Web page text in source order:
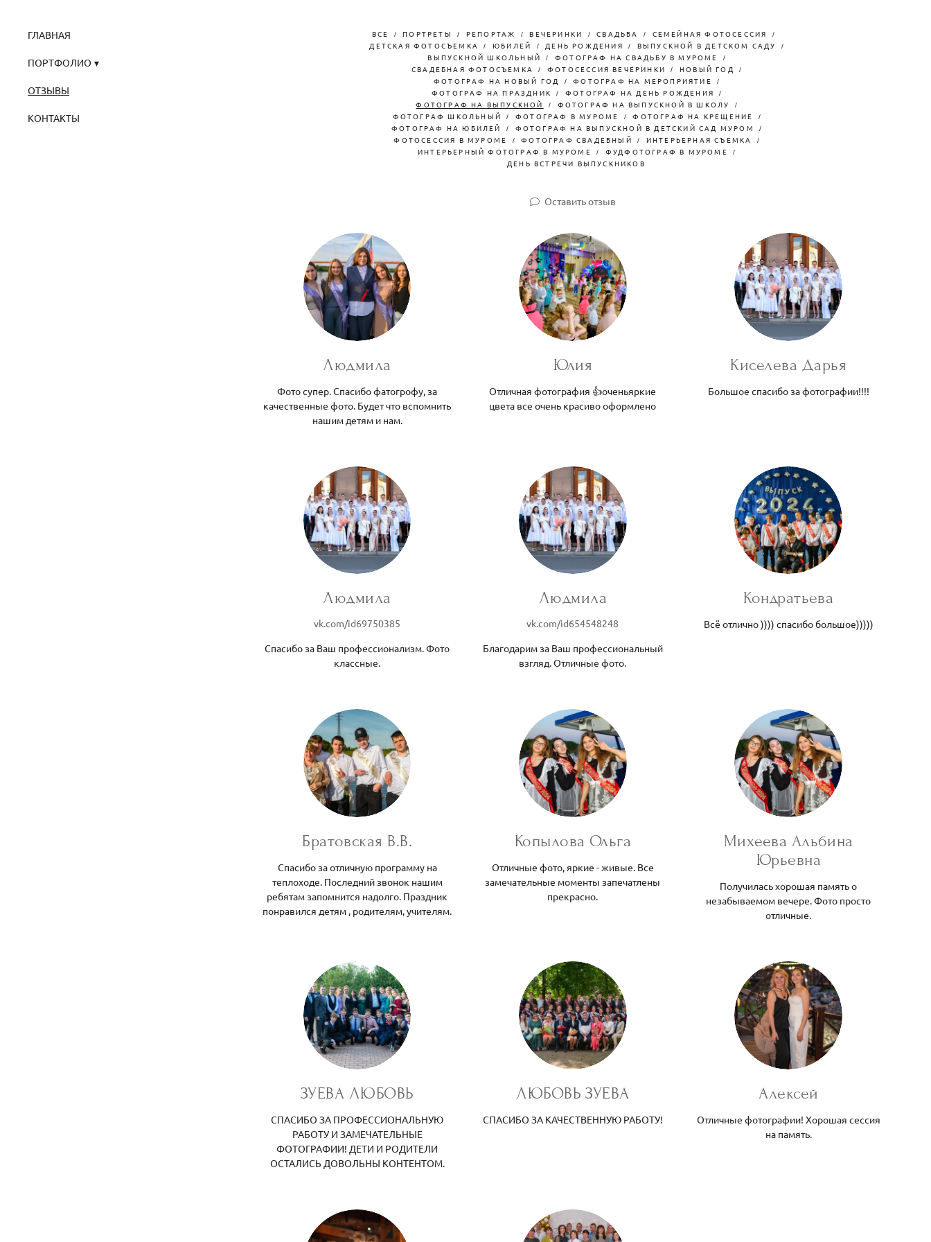
ГЛАВНАЯ
ПОРТФОЛИО
ОТЗЫВЫ
КОНТАКТЫ
ВСЕ ПОРТРЕТЫ РЕПОРТАЖ ВЕЧЕРИНКИ СВАДЬБА
СЕМЕЙНАЯ ФОТОСЕССИЯ
ДЕТСКАЯ ФОТОСЪЕМКА
ЮБИЛЕЙ ДЕНЬ РОЖДЕНИЯ
ВЫПУСКНОЙ В ДЕТСКОМ САДУ
ВЫПУСКНОЙ ШКОЛЬНЫЙ
ФОТОГРАФ НА СВАДЬБУ В МУРОМЕ
СВАДЕБНАЯ ФОТОСЪЕМКА
ФОТОСЕССИЯ ВЕЧЕРИНКИ
НОВЫЙ ГОД
ФОТОГРАФ НА НОВЫЙ ГОД
ФОТОГРАФ НА МЕРОПРИЯТИЕ
ФОТОГРАФ НА ПРАЗДНИК
ФОТОГРАФ НА ДЕНЬ РОЖДЕНИЯ
ФОТОГРАФ НА ВЫПУСКНОЙ
ФОТОГРАФ НА ВЫПУСКНОЙ В ШКОЛУ
ФОТОГРАФ ШКОЛЬНЫЙ
ФОТОГРАФ В МУРОМЕ
ФОТОГРАФ НА КРЕЩЕНИЕ
ФОТОГРАФ НА ЮБИЛЕЙ
ФОТОГРАФ НА ВЫПУСКНОЙ В ДЕТСКИЙ САД МУРОМ
ФОТОСЕССИЯ В МУРОМЕ
ФОТОГРАФ СВАДЕБНЫЙ
ИНТЕРЬЕРНАЯ СЪЕМКА
ИНТЕРЬЕРНЫЙ ФОТОГРАФ В МУРОМЕ
ФУДФОТОГРАФ В МУРОМЕ
ДЕНЬ ВСТРЕЧИ ВЫПУСКНИКОВ
Оставить отзыв
Людмила
Фото супер. Спасибо фатогрофу, за
качественные фото. Будет что вспомнить
нашим детям и нам.
Юлия
Отличная фотография 👍оченьяркие
цвета все очень красиво оформлено
Киселева Дарья
Большое спасибо за фотографии!!!!
Людмила
vk.com/id69750385
Спасибо за Ваш профессионализм. Фото
классные.
Людмила
vk.com/id654548248
Благодарим за Ваш профессиональный
взгляд. Отличные фото.
Кондратьева
Всё отлично )))) спасибо большое)))))
Братовская В.В.
Спасибо за отличную программу на
теплоходе. Последний звонок нашим
ребятам запомнится надолго. Праздник
понравился детям , родителям, учителям.
Копылова Ольга
Отличные фото, яркие - живые. Все
замечательные моменты запечатлены
прекрасно.
Михеева Альбина
Юрьевна
Получилась хорошая память о
незабываемом вечере. Фото просто
отличные.
ЗУЕВА ЛЮБОВЬ
СПАСИБО ЗА ПРОФЕССИОНАЛЬНУЮ
РАБОТУ И ЗАМЕЧАТЕЛЬНЫЕ
ФОТОГРАФИИ! ДЕТИ И РОДИТЕЛИ
ОСТАЛИСЬ ДОВОЛЬНЫ КОНТЕНТОМ.
ЛЮБОВЬ ЗУЕВА
СПАСИБО ЗА КАЧЕСТВЕННУЮ РАБОТУ!
Алексей
Отличные фотографии! Хорошая сессия
на память.